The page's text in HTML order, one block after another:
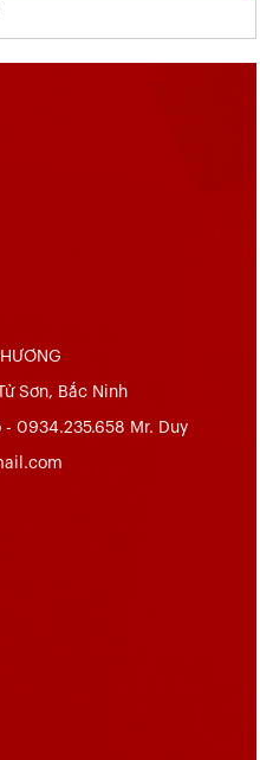
Sơn, Bắc Ninh
0934.235.658 Mr. Duy